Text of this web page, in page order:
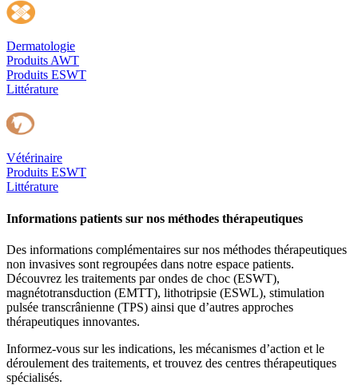
Dermatologie
Produits AWT
Produits ESWT
Littérature
Vétérinaire
Produits ESWT
Littérature
Informations patients sur nos méthodes thérapeutiques
Des informations complémentaires sur nos méthodes thérapeutiques
non invasives sont regroupées dans notre espace patients.
Découvrez les traitements par ondes de choc (ESWT),
magnétotransduction (EMTT), lithotripsie (ESWL), stimulation
pulsée transcrânienne (TPS) ainsi que d’autres approches
thérapeutiques innovantes.
Informez-vous sur les indications, les mécanismes d’action et le
déroulement des traitements, et trouvez des centres thérapeutiques
spécialisés.